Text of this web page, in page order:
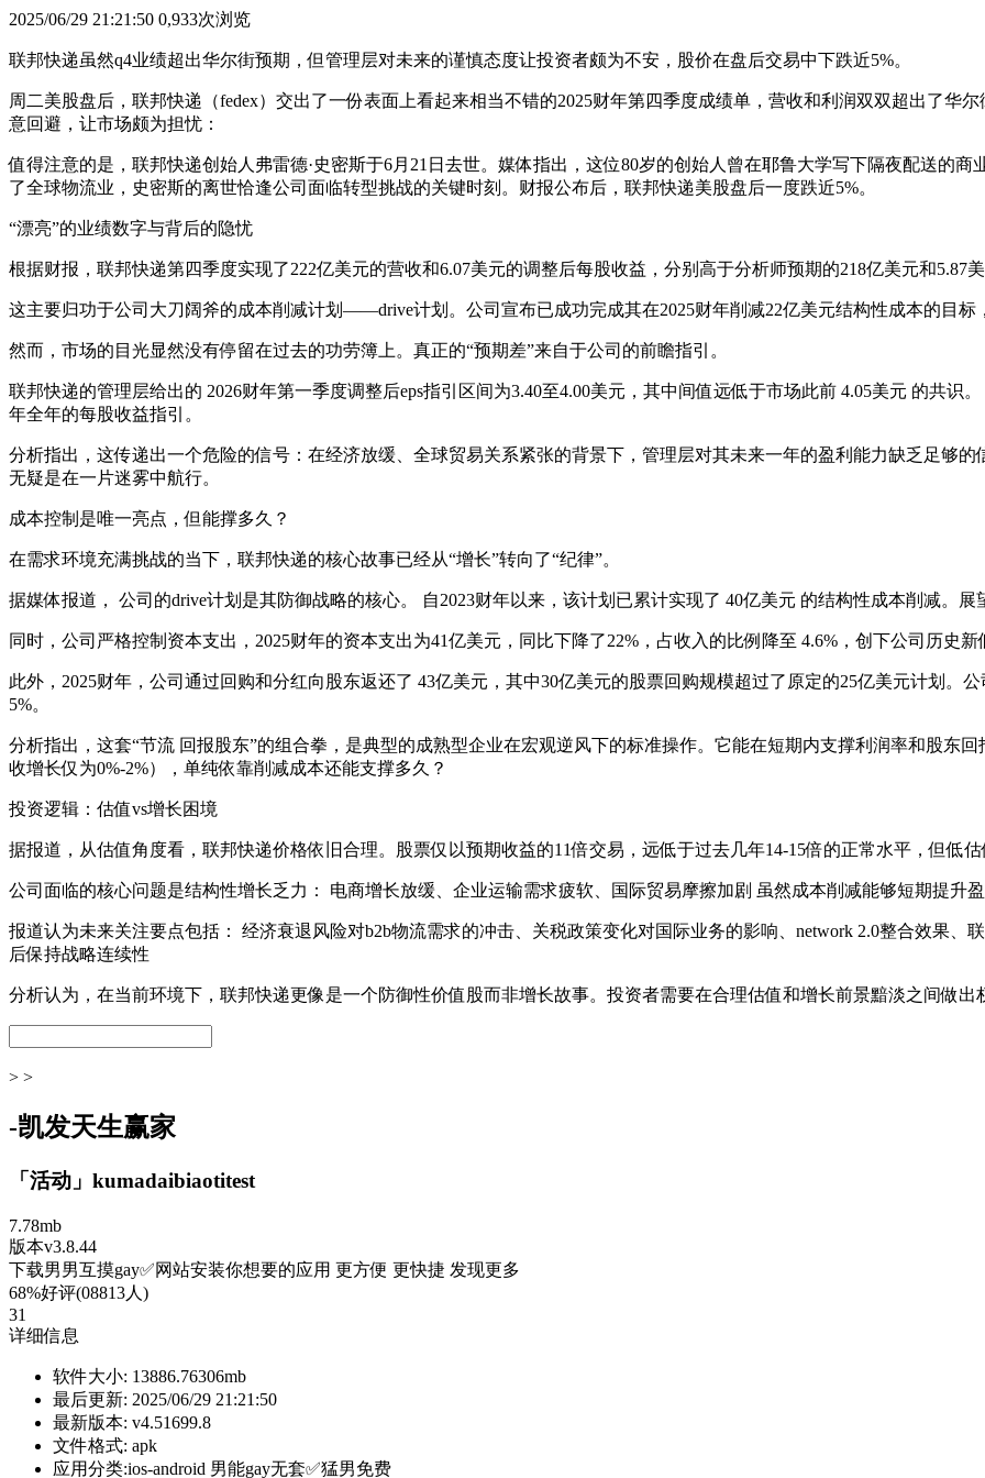
2025/06/29 21:21:50 0,933次浏览
联邦快递虽然q4业绩超出华尔街预期，但管理层对未来的谨慎态度让投资者颇为不安，股价在盘后交易中下跌近5%。
周二美股盘后，联邦快递（fedex）交出了一份表面上看起来相当不错的2025财年第四季度成绩单，营收和利润双双超出了华
意回避，让市场颇为担忧：
值得注意的是，联邦快递创始人弗雷德·史密斯于6月21日去世。媒体指出，这位80岁的创始人曾在耶鲁大学写下隔夜配送的
了全球物流业，史密斯的离世恰逢公司面临转型挑战的关键时刻。财报公布后，联邦快递美股盘后一度跌近5%。
“漂亮”的业绩数字与背后的隐忧
根据财报，联邦快递第四季度实现了222亿美元的营收和6.07美元的调整后每股收益，分别高于分析师预期的218亿美元和5.87
这主要归功于公司大刀阔斧的成本削减计划——drive计划。公司宣布已成功完成其在2025财年削减22亿美元结构性成本的目标
然而，市场的目光显然没有停留在过去的功劳簿上。真正的“预期差”来自于公司的前瞻指引。
联邦快递的管理层给出的 2026财年第一季度调整后eps指引区间为3.40至4.00美元，其中间值远低于市场此前 4.05美元 的共识
年全年的每股收益指引。
分析指出，这传递出一个危险的信号：在经济放缓、全球贸易关系紧张的背景下，管理层对其未来一年的盈利能力缺乏足够
无疑是在一片迷雾中航行。
成本控制是唯一亮点，但能撑多久？
在需求环境充满挑战的当下，联邦快递的核心故事已经从“增长”转向了“纪律”。
据媒体报道， 公司的drive计划是其防御战略的核心。 自2023财年以来，该计划已累计实现了 40亿美元 的结构性成本削减。
同时，公司严格控制资本支出，2025财年的资本支出为41亿美元，同比下降了22%，占收入的比例降至 4.6%，创下公司历史新
此外，2025财年，公司通过回购和分红向股东返还了 43亿美元，其中30亿美元的股票回购规模超过了原定的25亿美元计划。
5%。
分析指出，这套“节流 回报股东”的组合拳，是典型的成熟型企业在宏观逆风下的标准操作。它能在短期内支撑利润率和股东
收增长仅为0%-2%），单纯依靠削减成本还能支撑多久？
投资逻辑：估值vs增长困境
据报道，从估值角度看，联邦快递价格依旧合理。股票仅以预期收益的11倍交易，远低于过去几年14-15倍的正常水平，但低
公司面临的核心问题是结构性增长乏力： 电商增长放缓、企业运输需求疲软、国际贸易摩擦加剧 虽然成本削减能够短期提升
报道认为未来关注要点包括： 经济衰退风险对b2b物流需求的冲击、关税政策变化对国际业务的影响、network 2.0整合效果、
后保持战略连续性
分析认为，在当前环境下，联邦快递更像是一个防御性价值股而非增长故事。投资者需要在合理估值和增长前景黯淡之间做出
> >
-凯发天生赢家
「活动」kumadaibiaotitest
7.78mb
版本v3.8.44
下载男男互摸gay✅网站安装你想要的应用 更方便 更快捷 发现更多
68%好评(08813人)
31
详细信息
软件大小: 13886.76306mb
最后更新: 2025/06/29 21:21:50
最新版本: v4.51699.8
文件格式: apk
应用分类:ios-android 男能gay无套✅猛男免费